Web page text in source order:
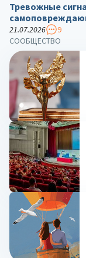
СООБЩЕСТВО
Тревожные
21.07.2026 9